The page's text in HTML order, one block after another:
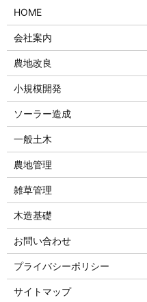
HOME
会社案内
農地改良
小規模開発
ソーラー造成
一般土木
農地管理
雑草管理
木造基礎
お問い合わせ
プライバシーポリシー
サイトマップ